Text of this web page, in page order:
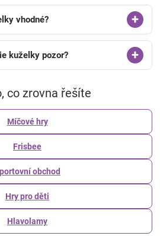
vhodné?
kuželky pozor?
co zrovna řešíte
Míčové hry
Frisbee
obchod
Hry pro děti
Hlavolamy